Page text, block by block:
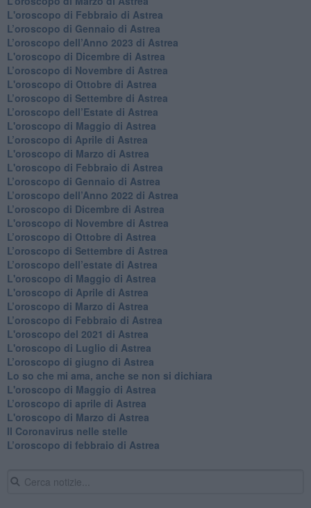
L'oroscopo di Febbraio di Astrea
​L’oroscopo di Gennaio di Astrea
​L’oroscopo dell’Anno 2023 di Astrea
L'oroscopo di Dicembre di Astrea
L’oroscopo di Novembre di Astrea
L'oroscopo di Ottobre di Astrea
​L’oroscopo di Settembre di Astrea
​L’oroscopo dell’Estate di Astrea
L'oroscopo di Maggio di Astrea
​L’oroscopo di Aprile di Astrea
L'oroscopo di Marzo di Astrea
L'oroscopo di Febbraio di Astrea
​L’oroscopo di Gennaio di Astrea
​L’oroscopo dell’Anno 2022 di Astrea
​L’oroscopo di Dicembre di Astrea
L'oroscopo di Novembre di Astrea
​L’oroscopo di Ottobre di Astrea
​L’oroscopo di Settembre di Astrea
L’oroscopo dell’estate di Astrea
L'oroscopo di Maggio di Astrea
L'oroscopo di Aprile di Astrea
​L’oroscopo di Marzo di Astrea
​L’oroscopo di Febbraio di Astrea
L'oroscopo del 2021 di Astrea
L'oroscopo di Luglio di Astrea
​L’oroscopo di giugno di Astrea
​Lo so che mi ama, anche se non si dichiara
L'oroscopo di Maggio di Astrea
​L’oroscopo di aprile di Astrea
L'oroscopo di Marzo di Astrea
Il Coronavirus nelle stelle
​L’oroscopo di febbraio di Astrea